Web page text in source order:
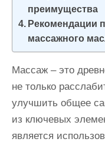
преимущества
Рекомендации
массажного
Массаж – это
не только
улучшить общее
из ключевых
является